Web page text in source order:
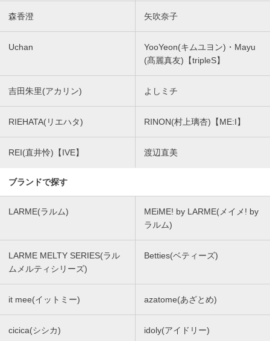
森香澄 矢吹奈子
Uchan
YooYeon(キムユヨン)・Mayu
(髙麗真友)【tripleS】
吉田朱里(アカリン) よしミチ
RIEHATA(リエハタ) RINON(村上璃杏)【ME:I】
REI(直井怜)【IVE】 渡辺直美
ブランドで探す
LARME(ラルム)
MEiME! by LARME(メイメ! by
ラルム)
LARME MELTY SERIES(ラル
ムメルティシリーズ)
Betties(ベティーズ)
it mee(イットミー) azatome(あざとめ)
cicica(シシカ) idoly(アイドリー)